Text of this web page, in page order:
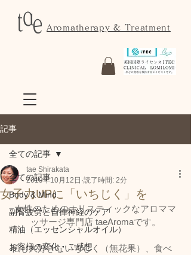
Aromatherapy & Treatment
記事
全ての記事
Body & Mind
副腎疲労と自律神経のケア
精油（エッセンシャルオイル）
お客様の変化・ご感想
全ての記事
女子力UPに「いちじく」を
tae Shirakata
2019年10月12日 読了時間: 2分
女性のためのホリスティックなアロママ
ッサージ専門店 taeAromaです。
私も大好きないちじく（無花果）、食べ